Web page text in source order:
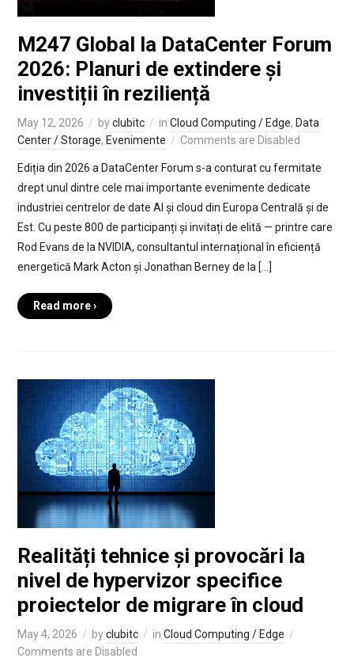
M247 Global la DataCenter Forum
2026: Planuri de extindere și
investiții în reziliență
May 12, 2026 byclubitc in Cloud Computing / Edge, Data
Center / Storage, Evenimente Comments are Disabled
Ediția din 2026 a DataCenter Forum s-a conturat cu fermitate
drept unul dintre cele mai importante evenimente dedicate
industriei centrelor de date AI și cloud din Europa Centrală și de
Est. Cu peste 800 de participanți și invitați de elită — printre care
Rod Evans de la NVIDIA, consultantul internațional în eficiență
energetică Mark Acton și Jonathan Berney de la […]
Read more ›
Realități tehnice și provocări la
nivel de hypervizor specifice
proiectelor de migrare în cloud
May 4, 2026 byclubitc in Cloud Computing / Edge
Comments are Disabled